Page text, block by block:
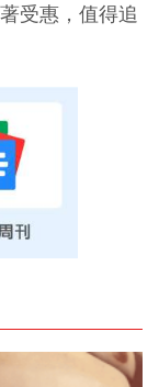
受惠，值得追